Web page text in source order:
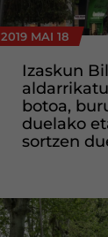
2019 MAI 18
Izaskun
botoa,
duelako
sortzen